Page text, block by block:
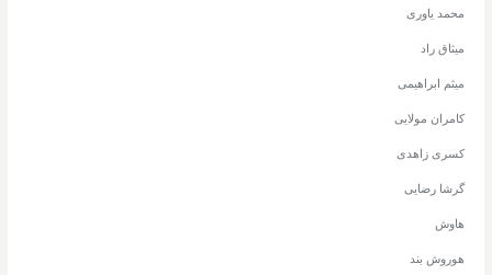
محمد یاوری
میثاق راد
میثم ابراهیمی
کامران مولایی
کسری زاهدی
گرشا رضایی
هاوش
هوروش بند